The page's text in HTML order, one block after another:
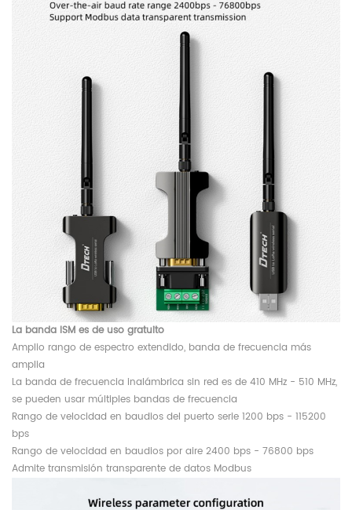
La banda ISM es de uso gratuito
Amplio rango de espectro extendido, banda de frecuencia más
amplia
La banda de frecuencia inalámbrica sin red es de 410 MHz - 510 MHz,
se pueden usar múltiples bandas de frecuencia
Rango de velocidad en baudios del puerto serie 1200 bps - 115200
bps
Rango de velocidad en baudios por aire 2400 bps - 76800 bps
Admite transmisión transparente de datos Modbus